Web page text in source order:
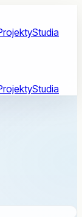
Studia
Studia